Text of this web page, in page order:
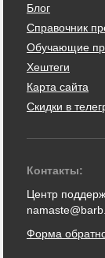
Блог
Справочник
Обучающие
Хештеги
Карта сайта
Скидки в
Контакты:
Центр
Форма